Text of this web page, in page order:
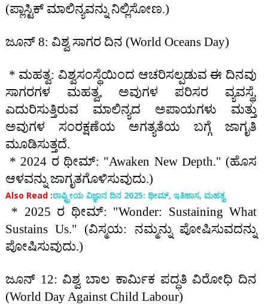
(ಪ್ಲಾಸ್ಟಿಕ್ ಮಾಲಿನ್ಯವನ್ನು ನಿಲ್ಲಿಸೋಣ.)
ಜೂನ್ 8: ವಿಶ್ವ ಸಾಗರ ದಿನ (World Oceans Day)
* ಮಹತ್ವ: ವಿಶ್ವಸಂಸ್ಥೆಯಿಂದ ಆಚರಿಸಲ್ಪಡುವ ಈ ದಿನವು
ಸಾಗರಗಳ ಮಹತ್ವ, ಅವುಗಳ ಪರಿಸರ ವ್ಯವಸ್ಥೆ,
ಎದುರಿಸುತ್ತಿರುವ ಮಾಲಿನ್ಯದ ಅಪಾಯಗಳು ಮತ್ತು
ಅವುಗಳ ಸಂರಕ್ಷಣೆಯ ಅಗತ್ಯತೆಯ ಬಗ್ಗೆ ಜಾಗೃತಿ
ಮೂಡಿಸುತ್ತದೆ.
* 2024 ರ ಥೀಮ್: "Awaken New Depth." (ಹೊಸ
ಆಳವನ್ನು ಜಾಗೃತಗೊಳಿಸುವುದು.)
Also Read :ರಾಷ್ಟ್ರೀಯ ವಿಜ್ಞಾನ ದಿನ 2025: ಥೀಮ್, ಇತಿಹಾಸ, ಮಹತ್ವ
* 2025 ರ ಥೀಮ್: "Wonder: Sustaining What
Sustains Us." (ವಿಸ್ಮಯ: ನಮ್ಮನ್ನು ಪೋಷಿಸುವದನ್ನು
ಪೋಷಿಸುವುದು.)
ಜೂನ್ 12: ವಿಶ್ವ ಬಾಲ ಕಾರ್ಮಿಕ ಪದ್ಧತಿ ವಿರೋಧಿ ದಿನ
(World Day Against Child Labour)